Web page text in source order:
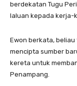
berdekatan Tugu
laluan kepada kerja-
Ewon berkata,
mencipta sumber
kereta untuk
Penampang.